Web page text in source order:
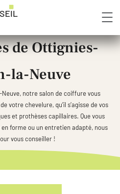
de Ottignies-
la-Neuve
notre salon de coiffure vous
votre chevelure, qu’il s’agisse de vos
et prothèses capillaires. Que vous
forme ou un entretien adapté, nous
vous conseiller !